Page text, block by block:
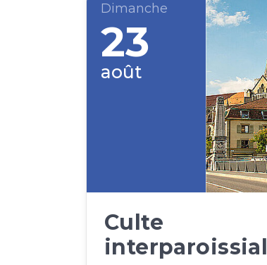
Dimanche
23
août
Culte
interparoissial